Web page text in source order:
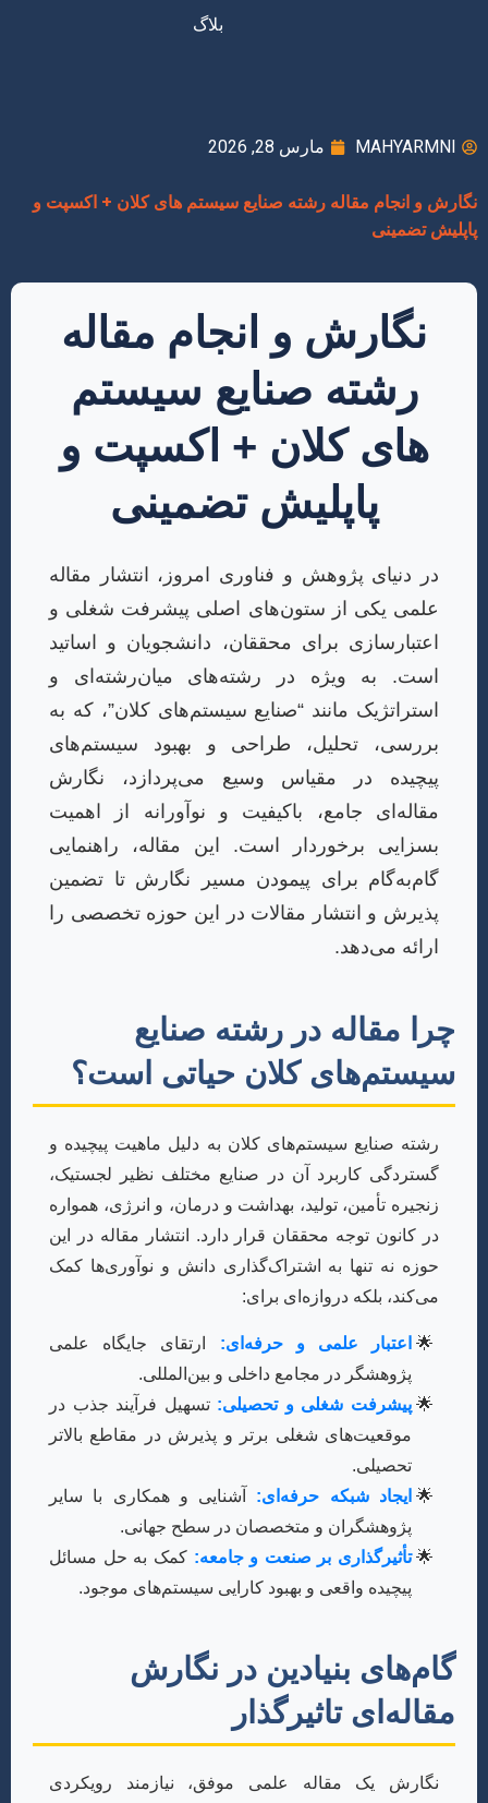
بلاگ
MAHYARMNI مارس 28, 2026
نگارش و انجام مقاله رشته صنایع سیستم های کلان + اکسپت و
پاپلیش تضمینی
نگارش و انجام مقاله
رشته صنایع سیستم
های کلان + اکسپت و
پاپلیش تضمینی
در دنیای پژوهش و فناوری امروز، انتشار مقاله
علمی یکی از ستون‌های اصلی پیشرفت شغلی و
اعتبارسازی برای محققان، دانشجویان و اساتید
است. به ویژه در رشته‌های میان‌رشته‌ای و
استراتژیک مانند “صنایع سیستم‌های کلان”، که به
بررسی، تحلیل، طراحی و بهبود سیستم‌های
پیچیده در مقیاس وسیع می‌پردازد، نگارش
مقاله‌ای جامع، باکیفیت و نوآورانه از اهمیت
بسزایی برخوردار است. این مقاله، راهنمایی
گام‌به‌گام برای پیمودن مسیر نگارش تا تضمین
پذیرش و انتشار مقالات در این حوزه تخصصی را
ارائه می‌دهد.
چرا مقاله در رشته صنایع
سیستم‌های کلان حیاتی است؟
رشته صنایع سیستم‌های کلان به دلیل ماهیت پیچیده و
گستردگی کاربرد آن در صنایع مختلف نظیر لجستیک،
زنجیره تأمین، تولید، بهداشت و درمان، و انرژی، همواره
در کانون توجه محققان قرار دارد. انتشار مقاله در این
حوزه نه تنها به اشتراک‌گذاری دانش و نوآوری‌ها کمک
می‌کند، بلکه دروازه‌ای برای:
اعتبار علمی و حرفه‌ای: ارتقای جایگاه علمی
پژوهشگر در مجامع داخلی و بین‌المللی.
پیشرفت شغلی و تحصیلی: تسهیل فرآیند جذب در
موقعیت‌های شغلی برتر و پذیرش در مقاطع بالاتر
تحصیلی.
ایجاد شبکه حرفه‌ای: آشنایی و همکاری با سایر
پژوهشگران و متخصصان در سطح جهانی.
تأثیرگذاری بر صنعت و جامعه: کمک به حل مسائل
پیچیده واقعی و بهبود کارایی سیستم‌های موجود.
گام‌های بنیادین در نگارش
مقاله‌ای تاثیرگذار
نگارش یک مقاله علمی موفق، نیازمند رویکردی